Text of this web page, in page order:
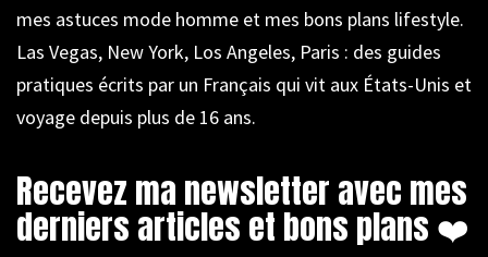
mes astuces mode homme et mes bons plans lifestyle.
Las Vegas, New York, Los Angeles, Paris : des guides
pratiques écrits par un Français qui vit aux États-Unis et
voyage depuis plus de 16 ans.
Recevez ma newsletter avec mes
derniers articles et bons plans ❤️